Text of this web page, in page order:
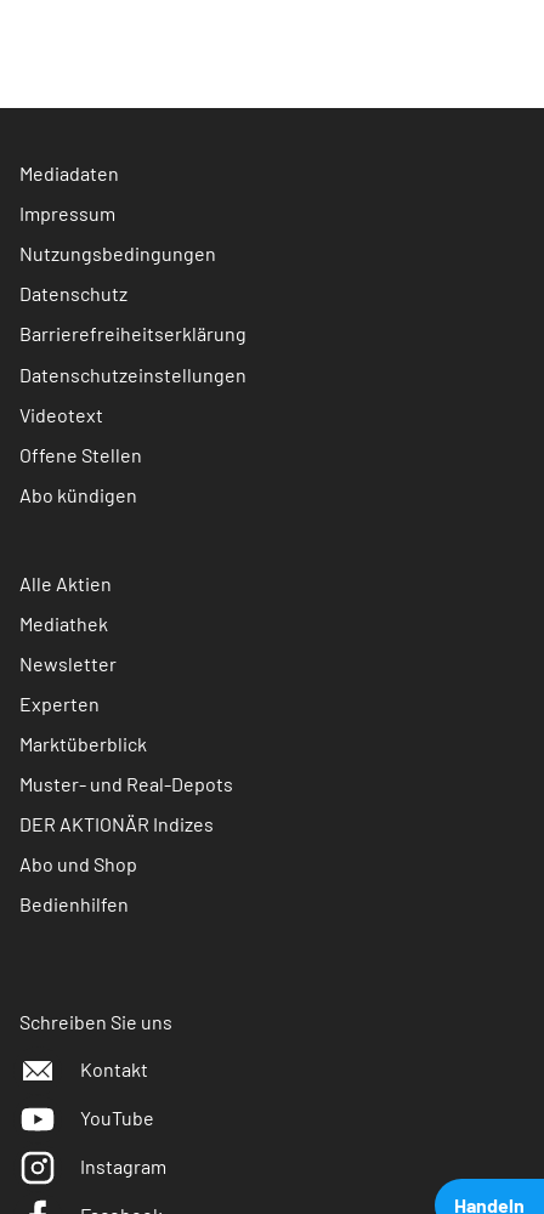
Handeln
Mediadaten
Impressum
Nutzungsbedingungen
Datenschutz
Barrierefreiheitserklärung
Datenschutzeinstellungen
Videotext
Offene Stellen
Abo kündigen
Alle Aktien
Mediathek
Newsletter
Experten
Marktüberblick
Muster- und Real-Depots
DER AKTIONÄR Indizes
Abo und Shop
Bedienhilfen
Schreiben Sie uns
Kontakt
YouTube
Instagram